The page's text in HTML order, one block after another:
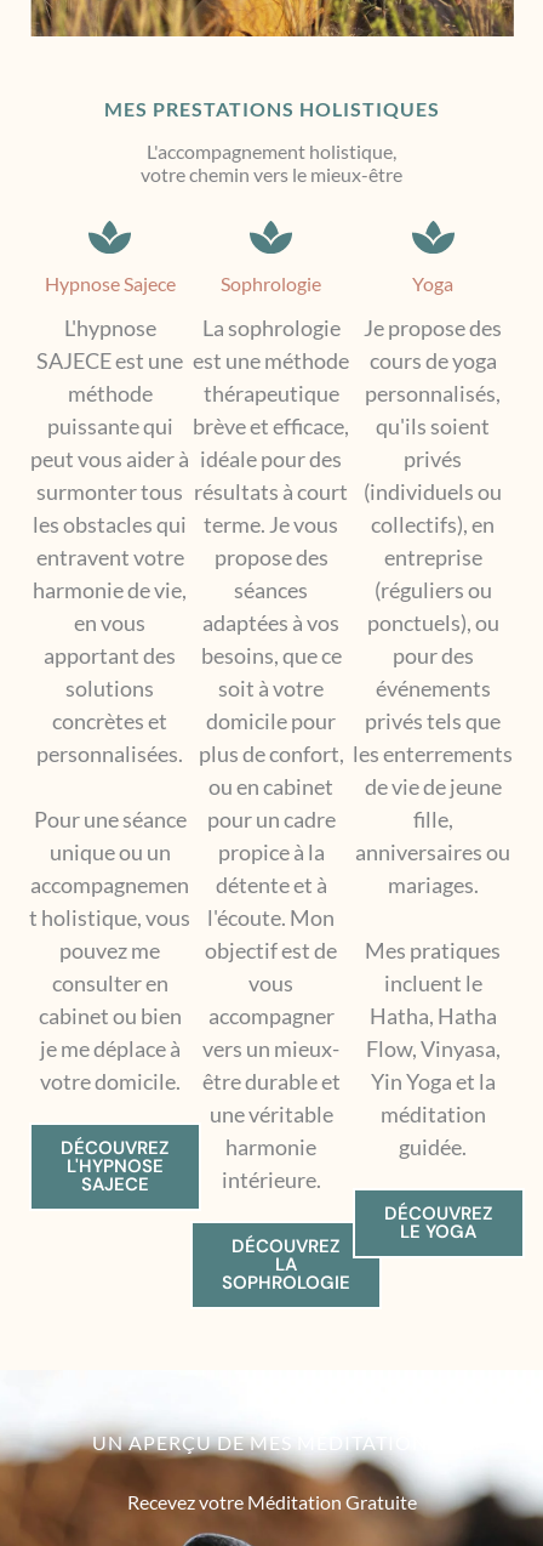
MES PRESTATIONS HOLISTIQUES
L'accompagnement holistique,
votre chemin vers le mieux-être
Hypnose Sajece
L'hypnose
SAJECE est une
méthode
puissante qui
peut vous aider à
surmonter tous
les obstacles qui
entravent votre
harmonie de vie,
en vous
apportant des
solutions
concrètes et
personnalisées.
Pour une séance
unique ou un
accompagnemen
t holistique, vous
pouvez me
consulter en
cabinet ou bien
je me déplace à
votre domicile.
DÉCOUVREZ
L'HYPNOSE
SAJECE
Sophrologie
La sophrologie
est une méthode
thérapeutique
brève et efficace,
idéale pour des
résultats à court
terme. Je vous
propose des
séances
adaptées à vos
besoins, que ce
soit à votre
domicile pour
plus de confort,
ou en cabinet
pour un cadre
propice à la
détente et à
l'écoute. Mon
objectif est de
vous
accompagner
vers un mieux-
être durable et
une véritable
harmonie
intérieure.
DÉCOUVREZ
LA
SOPHROLOGIE
Yoga
Je propose des
cours de yoga
personnalisés,
qu'ils soient
privés
(individuels ou
collectifs), en
entreprise
(réguliers ou
ponctuels), ou
pour des
événements
privés tels que
les enterrements
de vie de jeune
fille,
anniversaires ou
mariages.
Mes pratiques
incluent le
Hatha, Hatha
Flow, Vinyasa,
Yin Yoga et la
méditation
guidée.
DÉCOUVREZ
LE YOGA
UN APERÇU DE MES MÉDITATIONS ?
Recevez votre Méditation Gratuite